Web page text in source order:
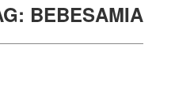
BEBESAMIA